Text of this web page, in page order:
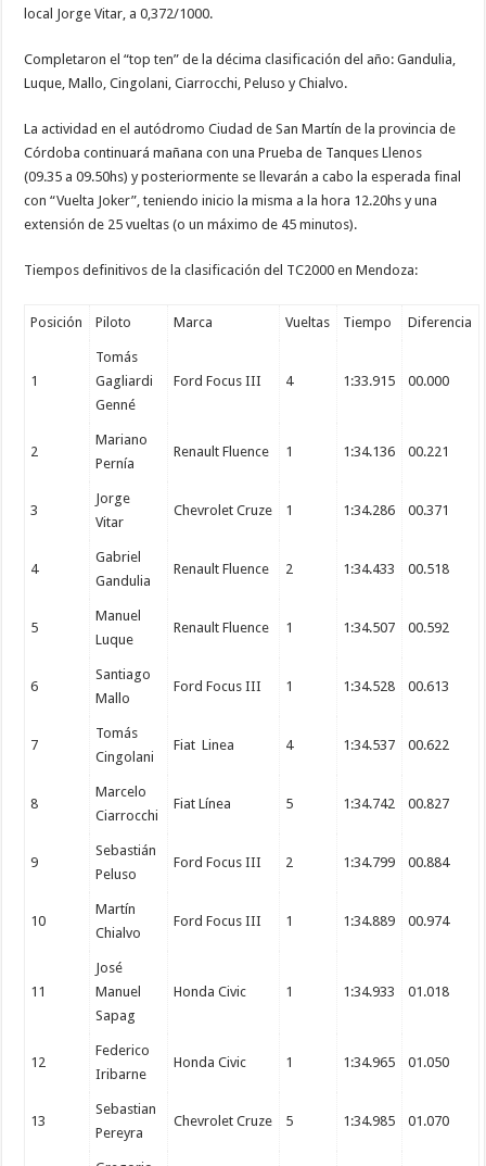
local Jorge Vitar, a 0,372/1000.
Completaron el “top ten” de la décima clasificación del año: Gandulia,
Luque, Mallo, Cingolani, Ciarrocchi, Peluso y Chialvo.
La actividad en el autódromo Ciudad de San Martín de la provincia de
Córdoba continuará mañana con una Prueba de Tanques Llenos
(09.35 a 09.50hs) y posteriormente se llevarán a cabo la esperada final
con “Vuelta Joker”, teniendo inicio la misma a la hora 12.20hs y una
extensión de 25 vueltas (o un máximo de 45 minutos).
Tiempos definitivos de la clasificación del TC2000 en Mendoza:
Posición Piloto Marca Vueltas Tiempo Diferencia
1
Tomás
Gagliardi
Genné
Ford Focus III 4 1:33.915 00.000
2
Mariano
Pernía
Renault Fluence 1 1:34.136 00.221
3
Jorge
Vitar
Chevrolet Cruze 1 1:34.286 00.371
4
Gabriel
Gandulia
Renault Fluence 2 1:34.433 00.518
5
Manuel
Luque
Renault Fluence 1 1:34.507 00.592
6
Santiago
Mallo
Ford Focus III 1 1:34.528 00.613
7
Tomás
Cingolani
Fiat Linea 4 1:34.537 00.622
8
Marcelo
Ciarrocchi
Fiat Línea 5 1:34.742 00.827
9
Sebastián
Peluso
Ford Focus III 2 1:34.799 00.884
10
Martín
Chialvo
Ford Focus III 1 1:34.889 00.974
11
José
Manuel
Sapag
Honda Civic 1 1:34.933 01.018
12
Federico
Iribarne
Honda Civic 1 1:34.965 01.050
13
Sebastian
Pereyra
Chevrolet Cruze 5 1:34.985 01.070